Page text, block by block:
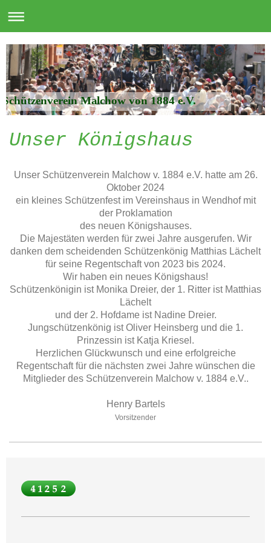
Schützenverein Malchow von 1884 e.V.
Unser Königshaus
Unser Schützenverein Malchow v. 1884 e.V. hatte am 26.
Oktober 2024
ein kleines Schützenfest im Vereinshaus in Wendhof mit
der Proklamation
des neuen Königshauses.
Die Majestäten werden für zwei Jahre ausgerufen. Wir
danken dem scheidenden Schützenkönig Matthias Lächelt
für seine Regentschaft von 2023 bis 2024.
Wir haben ein neues Königshaus!
Schützenkönigin ist Monika Dreier, der 1. Ritter ist Matthias
Lächelt
und der 2. Hofdame ist Nadine Dreier.
Jungschützenkönig ist Oliver Heinsberg und die 1.
Prinzessin ist Katja Kriesel.
Herzlichen Glückwunsch und eine erfolgreiche
Regentschaft für die nächsten zwei Jahre wünschen die
Mitglieder des Schützenverein Malchow v. 1884 e.V..
Henry Bartels
Vorsitzender